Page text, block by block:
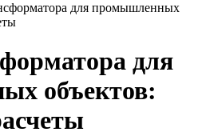
для промышленных
для
объектов: